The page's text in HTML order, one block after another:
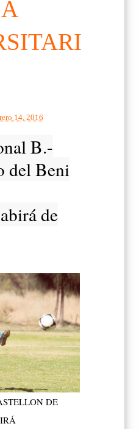
14, 2016
B.-
del Beni
de
DE